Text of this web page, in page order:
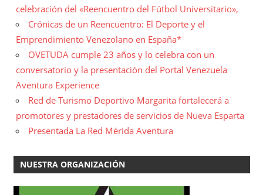
celebración del «Reencuentro del Fútbol Universitario»,
Crónicas de un Reencuentro: El Deporte y el
Emprendimiento Venezolano en España*
OVETUDA cumple 23 años y lo celebra con un
conversatorio y la presentación del Portal Venezuela
Aventura Experience
Red de Turismo Deportivo Margarita fortalecerá a
promotores y prestadores de servicios de Nueva Esparta
Presentada La Red Mérida Aventura
NUESTRA ORGANIZACIÓN